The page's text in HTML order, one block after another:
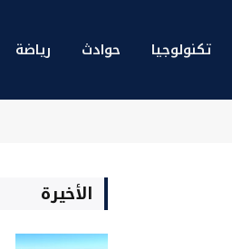
تكنولوجيا حوادث رياضة
الأخيرة